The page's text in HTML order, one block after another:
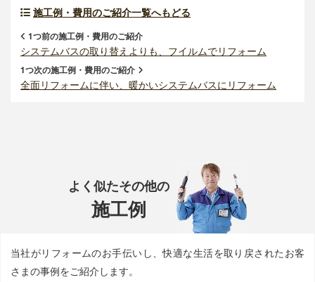
施工例・費用のご紹介一覧へもどる
1つ前の施工例・費用のご紹介
システムバスの取り替えよりも、フイルムでリフォーム
1つ次の施工例・費用のご紹介
全面リフォームに伴い、暖かいシステムバスにリフォーム
よく似たその他の
施工例
当社がリフォームのお手伝いし、快適な生活を取り戻されたお客
さまの事例をご紹介します。